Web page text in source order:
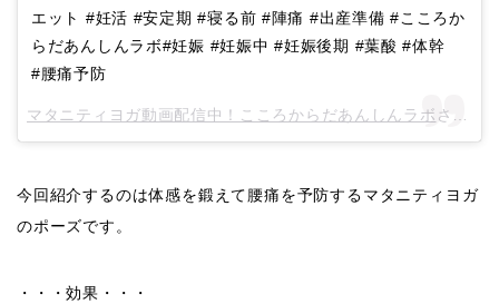
エット #妊活 #安定期 #寝る前 #陣痛 #出産準備 #こころか
らだあんしんラボ#妊娠 #妊娠中 #妊娠後期 #葉酸 #体幹
#腰痛予防
マタニティヨガ動画配信中！こころからだあんしんラボ さん(@kokorokaradalab)がシェアした投稿 –
今回紹介するのは体感を鍛えて腰痛を予防するマタニティヨガ
のポーズです。
・・・効果・・・